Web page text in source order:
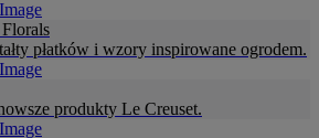
płatków i wzory inspirowane ogrodem.
produkty Le Creuset.